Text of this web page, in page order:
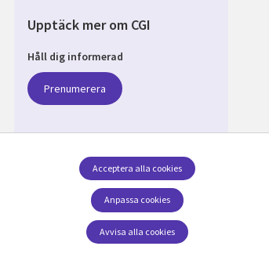
Upptäck mer om CGI
Håll dig informerad
Prenumerera
Social Media SWEDEN
Anpassa cookies
Acceptera alla cookies
Avvisa alla cookies